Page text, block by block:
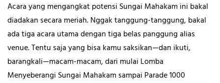
Acara yang mengangkat potensi Sungai Mahakam ini bakal
diadakan secara meriah. Nggak tanggung-tanggung, bakal
ada tiga acara utama dengan tiga belas panggung alias
venue. Tentu saja yang bisa kamu saksikan—dan ikuti,
barangkali—macam-macam, dari mulai Lomba
Menyeberangi Sungai Mahakam sampai Parade 1000